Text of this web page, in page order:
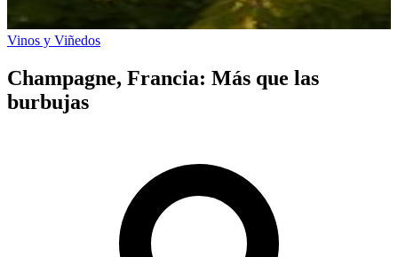
Vinos y Viñedos
Champagne, Francia: Más que las
burbujas